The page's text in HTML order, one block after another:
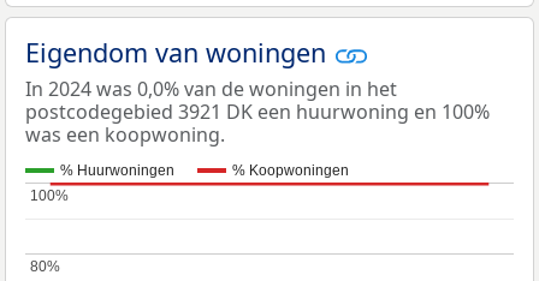
Eigendom van woningen
In 2024 was 0,0% van de woningen in het
postcodegebied 3921 DK een huurwoning en 100%
was een koopwoning.
% Huurwoningen % Koopwoningen
80%
80%
100%
100%